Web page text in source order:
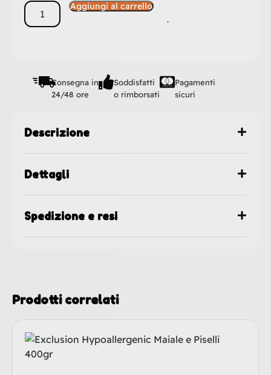
Aggiungi al carrello
Consegna in
24/48 ore
Soddisfatti
o rimborsati
Pagamenti
sicuri
Descrizione
Dettagli
Spedizione e resi
Prodotti correlati